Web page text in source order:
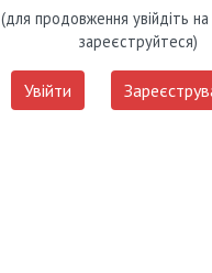
(для продовження увійдіть
зареєструйтеся)
Увійти